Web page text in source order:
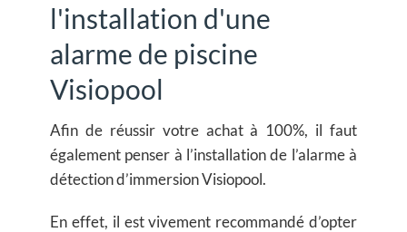
l'installation d'une
alarme de piscine
Visiopool
Afin de réussir votre achat à 100%, il faut
également penser à l’installation de l’alarme à
détection d’immersion Visiopool.
En effet, il est vivement recommandé d’opter